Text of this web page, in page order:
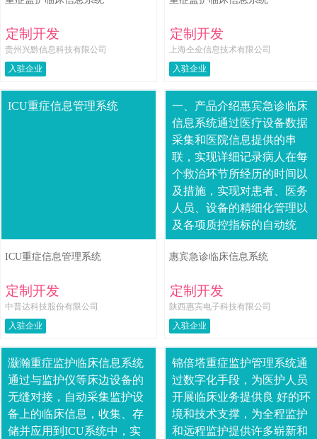
定制开发
贵州兴黔信息科技有限公司
入驻企业
定制开发
上海仝佥信息技术有限公司
入驻企业
ICU重症信息管理系统
ICU重症信息管理系统
定制开发
中普达科技股份有限公司
入驻企业
一、产品介绍惠宾急诊临床
信息系统通过医疗设备数据
采集和医院信息提供的串
联，实现详细记录病人在每
个救治环节所经历的时间以
及措施，实现对患者、医务
人员、设备的精细化管理以
及各项质控指标的自动统
计。通过智能化设计分诊、
抢救、留观和EICU等环节，
惠宾急诊临床信息系统
定制开发
陕西惠宾电子科技有限公司
入驻企业
灏瀚重症监护临床信息系统
通过与监护仪等床边设备的
无缝对接，自动采集监护设
备上的临床信息，收集、存
储并应用到ICU系统中，实
锦倍塔重症监护管理系统通
过数字化手段，为医护人员
开展临床业务提供良 好的环
境和技术支撑，为全程监护
和远程监护提供许多崭新和